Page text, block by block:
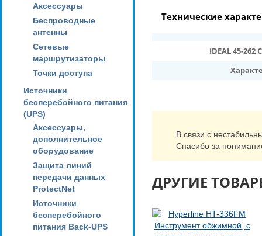
Аксессуары
Беспроводные
антенны
Сетевые
маршрутизаторы
Точки доступа
Источники
бесперебойного питания
(UPS)
Аксессуары,
дополнительное
оборудование
Защита линий
передачи данных
ProtectNet
Источники
бесперебойного
питания Back-UPS
Технические
IDEAL 45-
В связи с
Спасибо за
ДРУГИЕ